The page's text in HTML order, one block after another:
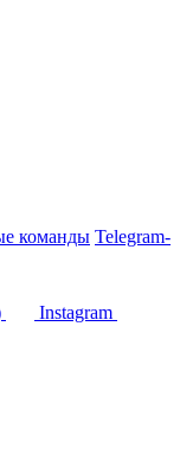
команды Telegram-
Instagram